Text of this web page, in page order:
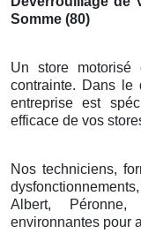
Somme (80)
Un store motorisé
contrainte. Dans le
entreprise est
efficace de vos
Nos techniciens,
Albert,
environnantes pour